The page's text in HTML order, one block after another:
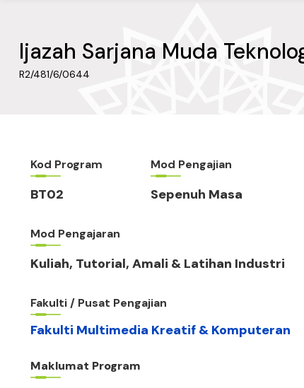
Ijazah Sarjana Muda
R2/481/6/0644
Kod Program
BT02
Mod Pengajian
Sepenuh Masa
Mod Pengajaran
Kuliah, Tutorial, Amali & Latihan Industri
Fakulti / Pusat Pengajian
Fakulti Multimedia Kreatif & Komputeran
Maklumat Program